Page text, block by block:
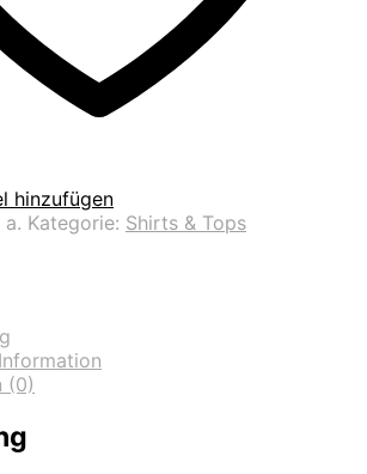
hinzufügen
a. Kategorie: Shirts & Tops
(0)